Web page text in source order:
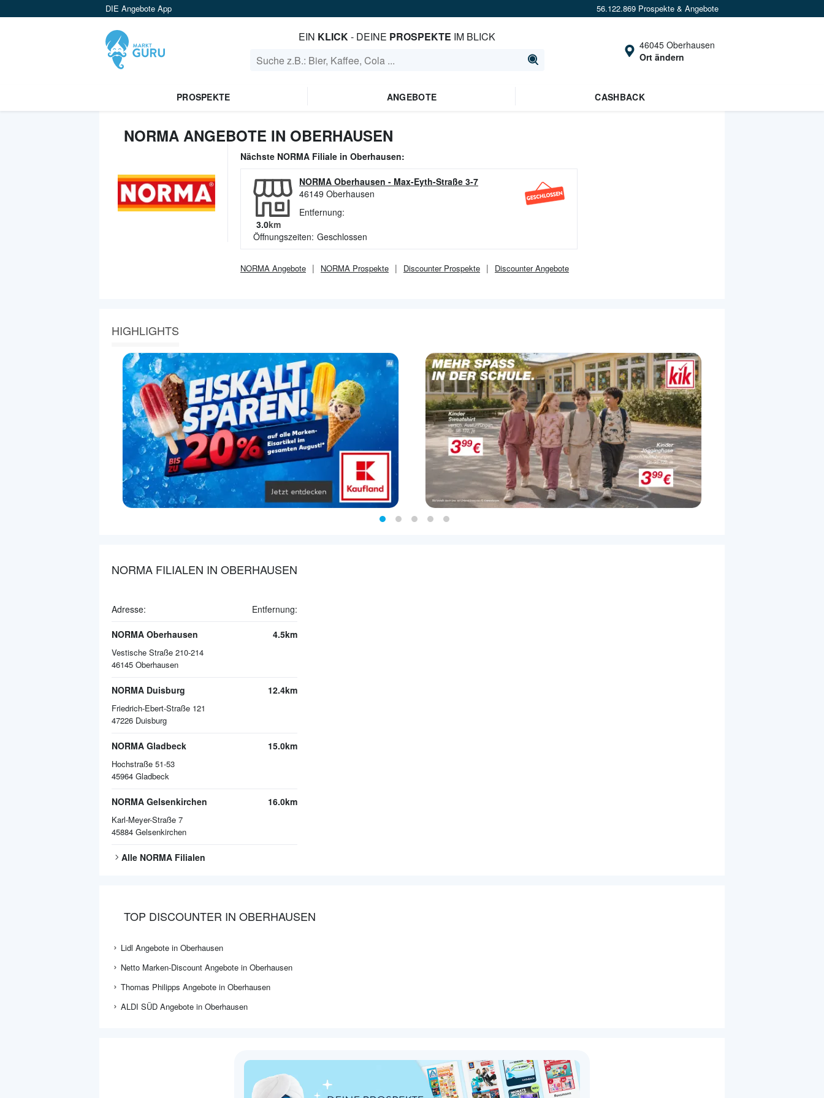
DIE Angebote App 56.122.869 Prospekte & Angebote
EIN KLICK- DEINE PROSPEKTE IM BLICK
46045 Oberhausen
Ort ändern
PROSPEKTE ANGEBOTE CASHBACK
NORMA ANGEBOTE IN OBERHAUSEN
Nächste NORMA Filiale in Oberhausen:
NORMA Oberhausen - Max-Eyth-Straße 3-7
46149 Oberhausen
Entfernung:
3.0km
Öffnungszeiten: Geschlossen
NORMA Angebote NORMA Prospekte DiscounterProspekte DiscounterAngebote
HIGHLIGHTS
NORMA FILIALEN IN OBERHAUSEN
Adresse: Entfernung:
NORMA Oberhausen
Vestische Straße 210-214
46145 Oberhausen
4.5km
NORMA Duisburg
Friedrich-Ebert-Straße 121
47226 Duisburg
12.4km
NORMA Gladbeck
Hochstraße 51-53
45964 Gladbeck
15.0km
NORMA Gelsenkirchen
Karl-Meyer-Straße 7
45884 Gelsenkirchen
16.0km
Alle NORMA Filialen
TOP DISCOUNTER IN OBERHAUSEN
Lidl Angebote in Oberhausen
Netto Marken-Discount Angebote in Oberhausen
Thomas Philipps Angebote in Oberhausen
ALDI SÜD Angebote in Oberhausen